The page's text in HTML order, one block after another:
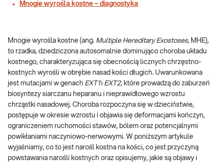
Mnogie wyrośla kostne – diagnostyka
Mnogie wyrośla kostne (ang. Multiple Hereditary Exostoses, MHE),
to rzadka, dziedziczona autosomalnie dominująco choroba układu
kostnego, charakteryzująca się obecnością licznych chrzęstno-
kostnych wyrośli w obrębie nasad kości długich. Uwarunkowana
jest mutacjami w genach EXT1i EXT2, które prowadzą do zaburzeń
biosyntezy siarczanu heparanu i nieprawidłowego wzrostu
chrząstki nasadowej. Choroba rozpoczyna się w dzieciństwie,
postępuje w okresie wzrostu i objawia się deformacjami kończyn,
ograniczeniem ruchomości stawów, bólem oraz potencjalnymi
powikłaniami naczyniowo-nerwowymi. W poniższym artykule
wyjaśniamy, co to jest narośl kostna na kości, co jest przyczyną
powstawania narośli kostnych oraz opisujemy, jakie są objawy i